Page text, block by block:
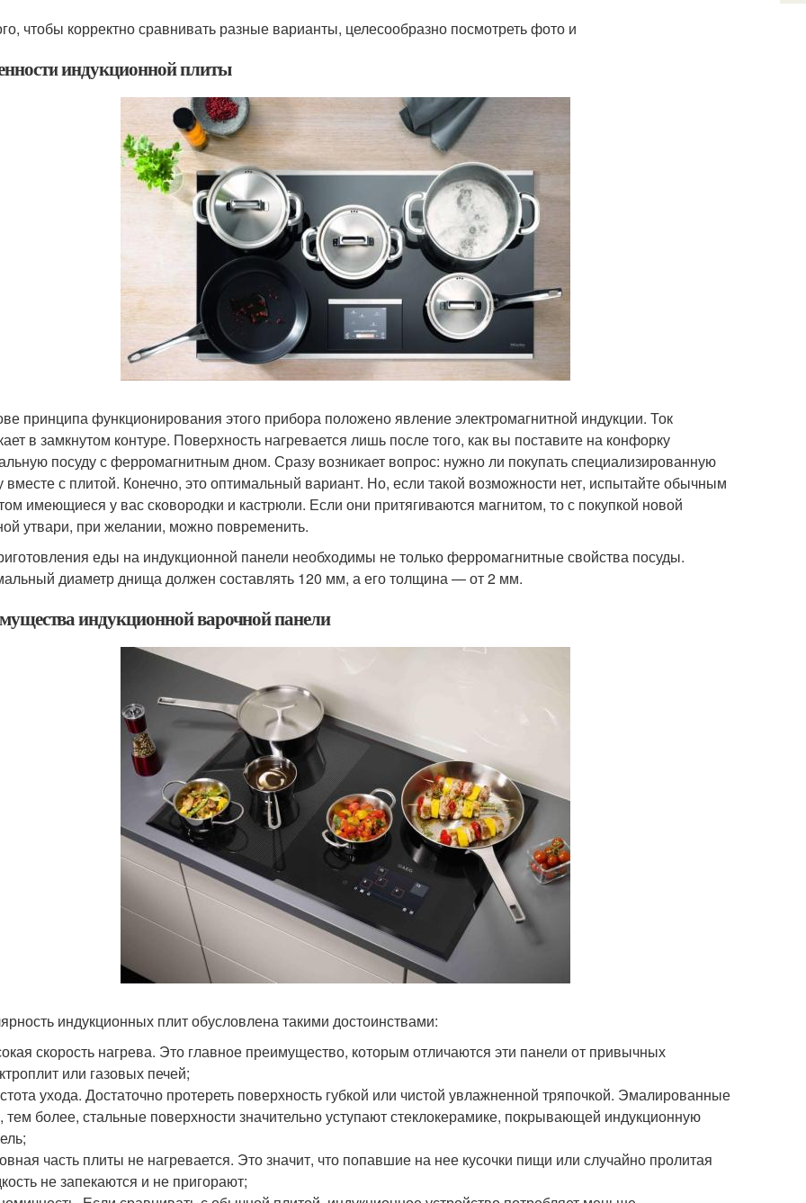
чтобы корректно сравнивать разные варианты, целесообразно посмотреть фото и
индукционной плиты
принципа функционирования этого прибора положено явление электромагнитной индукции. Ток
в замкнутом контуре. Поверхность нагревается лишь после того, как вы поставите на конфорку
посуду с ферромагнитным дном. Сразу возникает вопрос: нужно ли покупать специализированную
вместе с плитой. Конечно, это оптимальный вариант. Но, если такой возможности нет, испытайте обычным
имеющиеся у вас сковородки и кастрюли. Если они притягиваются магнитом, то с покупкой новой
утвари, при желании, можно повременить.
еды на индукционной панели необходимы не только ферромагнитные свойства посуды.
диаметр днища должен составлять 120 мм, а его толщина — от 2 мм.
индукционной варочной панели
индукционных плит обусловлена такими достоинствами:
скорость нагрева. Это главное преимущество, которым отличаются эти панели от привычных
или газовых печей;
ухода. Достаточно протереть поверхность губкой или чистой увлажненной тряпочкой. Эмалированные
тем более, стальные поверхности значительно уступают стеклокерамике, покрывающей индукционную
часть плиты не нагревается. Это значит, что попавшие на нее кусочки пищи или случайно пролитая
не запекаются и не пригорают;